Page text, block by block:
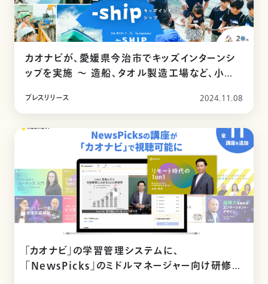
カオナビが、愛媛県今治市でキッズインターンシ
ップを実施 〜 造船、タオル製造工場など、小学
プレスリリース 2024.11.08
「カオナビ」の学習管理システムに、
「NewsPicks」のミドルマネージャー向け研修